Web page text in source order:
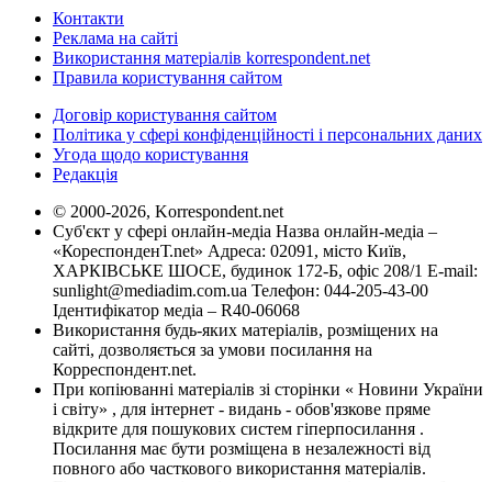
Контакти
Реклама на сайті
Використання матеріалів korrespondent.net
Правила користування сайтом
Договір користування сайтом
Політика у сфері конфіденційності і персональних даних
Угода щодо користування
Редакція
© 2000-2026, Korrespondent.net
Суб'єкт у сфері онлайн-медіа Назва онлайн-медіа –
«КореспонденТ.net» Адреса: 02091, місто Київ,
ХАРКІВСЬКЕ ШОСЕ, будинок 172-Б, офіс 208/1 E-mail:
sunlight@mediadim.com.ua Телефон: 044-205-43-00
Ідентифікатор медіа – R40-06068
Використання будь-яких матеріалів, розміщених на
сайті, дозволяється за умови посилання на
Корреспондент.net.
При копіюванні матеріалів зі сторінки « Новини України
і світу» , для інтернет - видань - обов'язкове пряме
відкрите для пошукових систем гіперпосилання .
Посилання має бути розміщена в незалежності від
повного або часткового використання матеріалів.